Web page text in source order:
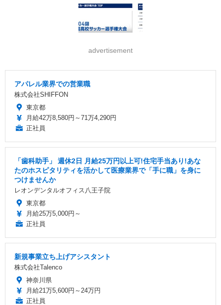
advertisement
アパレル業界での営業職
株式会社SHIFFON
東京都
月給42万8,580円～71万4,290円
正社員
「歯科助手」 週休2日 ️月給25万円以上可!住宅手当あり!あな
たのホスピタリティを活かして医療業界で「手に職」を身に
つけませんか
レオンデンタルオフィス八王子院
東京都
月給25万5,000円～
正社員
新規事業立ち上げアシスタント
株式会社Talenco
神奈川県
月給21万5,600円～24万円
正社員